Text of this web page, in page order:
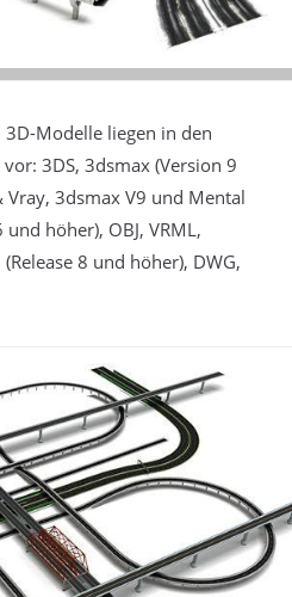
Modelle liegen in den
3DS, 3dsmax (Version 9
3dsmax V9 und Mental
höher), OBJ, VRML,
8 und höher), DWG,